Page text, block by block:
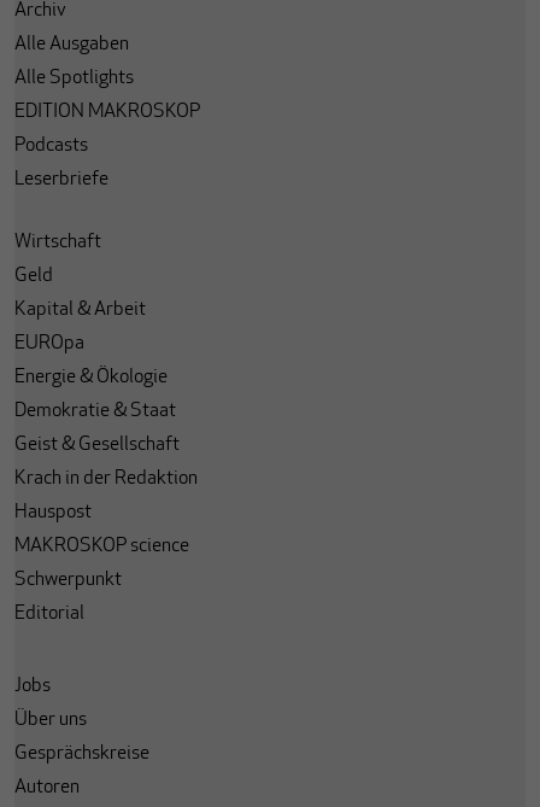
Archiv
Alle Ausgaben
Alle Spotlights
EDITION MAKROSKOP
Podcasts
Leserbriefe
Wirtschaft
Geld
Kapital & Arbeit
EUROpa
Energie & Ökologie
Demokratie & Staat
Geist & Gesellschaft
Krach in der Redaktion
Hauspost
MAKROSKOP science
Schwerpunkt
Editorial
Jobs
Über uns
Gesprächskreise
Autoren